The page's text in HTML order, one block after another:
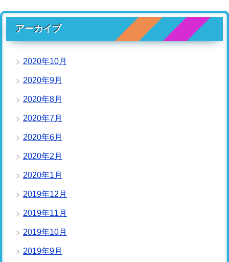
アーカイブ
2020年10月
2020年9月
2020年8月
2020年7月
2020年6月
2020年2月
2020年1月
2019年12月
2019年11月
2019年10月
2019年9月